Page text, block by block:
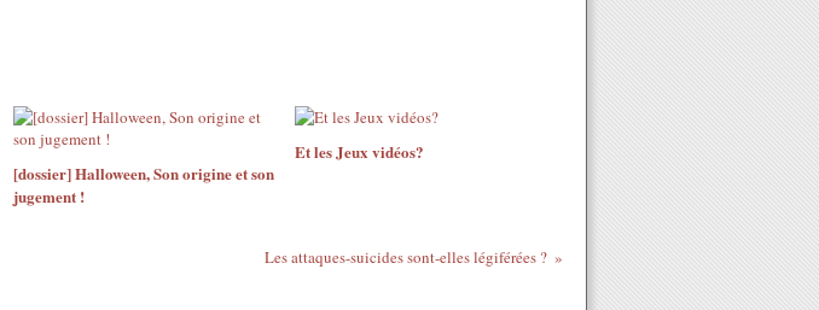
[dossier] Halloween, Son origine et son
jugement !
Et les Jeux vidéos?
Les attaques-suicides sont-elles légiférées ?